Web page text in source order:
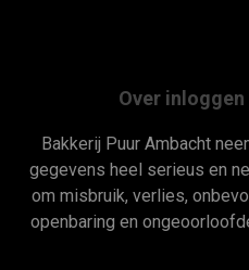
Over
Bakkerij Puur Ambacht
gegevens heel serieus en
om misbruik, verlies,
openbaring en